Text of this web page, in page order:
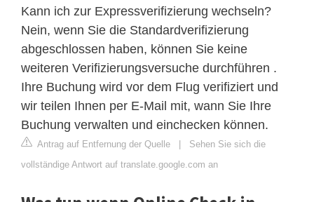
Kann ich zur Expressverifizierung wechseln?
Nein, wenn Sie die Standardverifizierung
abgeschlossen haben, können Sie keine
weiteren Verifizierungsversuche durchführen .
Ihre Buchung wird vor dem Flug verifiziert und
wir teilen Ihnen per E-Mail mit, wann Sie Ihre
Buchung verwalten und einchecken können.
Antrag auf Entfernung der Quelle | Sehen Sie sich die
vollständige Antwort auf translate.google.com an